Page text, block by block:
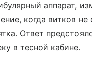
аппарат,
когда витков не
Ответ
в тесной кабине.